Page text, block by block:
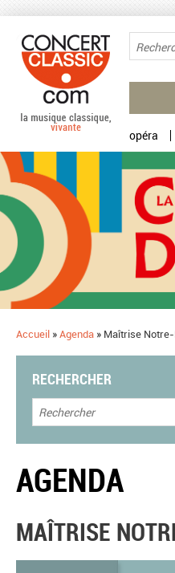
opéra
Accueil »Agenda » Maîtrise
RECHERCHER
AGENDA
MAÎTRISE